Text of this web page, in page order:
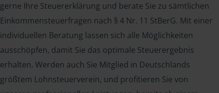
gerne Ihre Steuererklärung und berate Sie zu sämtlichen
Einkommensteuerfragen nach § 4 Nr. 11 StBerG. Mit einer
individuellen Beratung lassen sich alle Möglichkeiten
ausschöpfen, damit Sie das optimale Steuerergebnis
erhalten. Werden auch Sie Mitglied in Deutschlands
größtem Lohnsteuerverein, und profitieren Sie von